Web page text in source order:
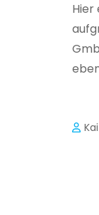
Hier
Kai